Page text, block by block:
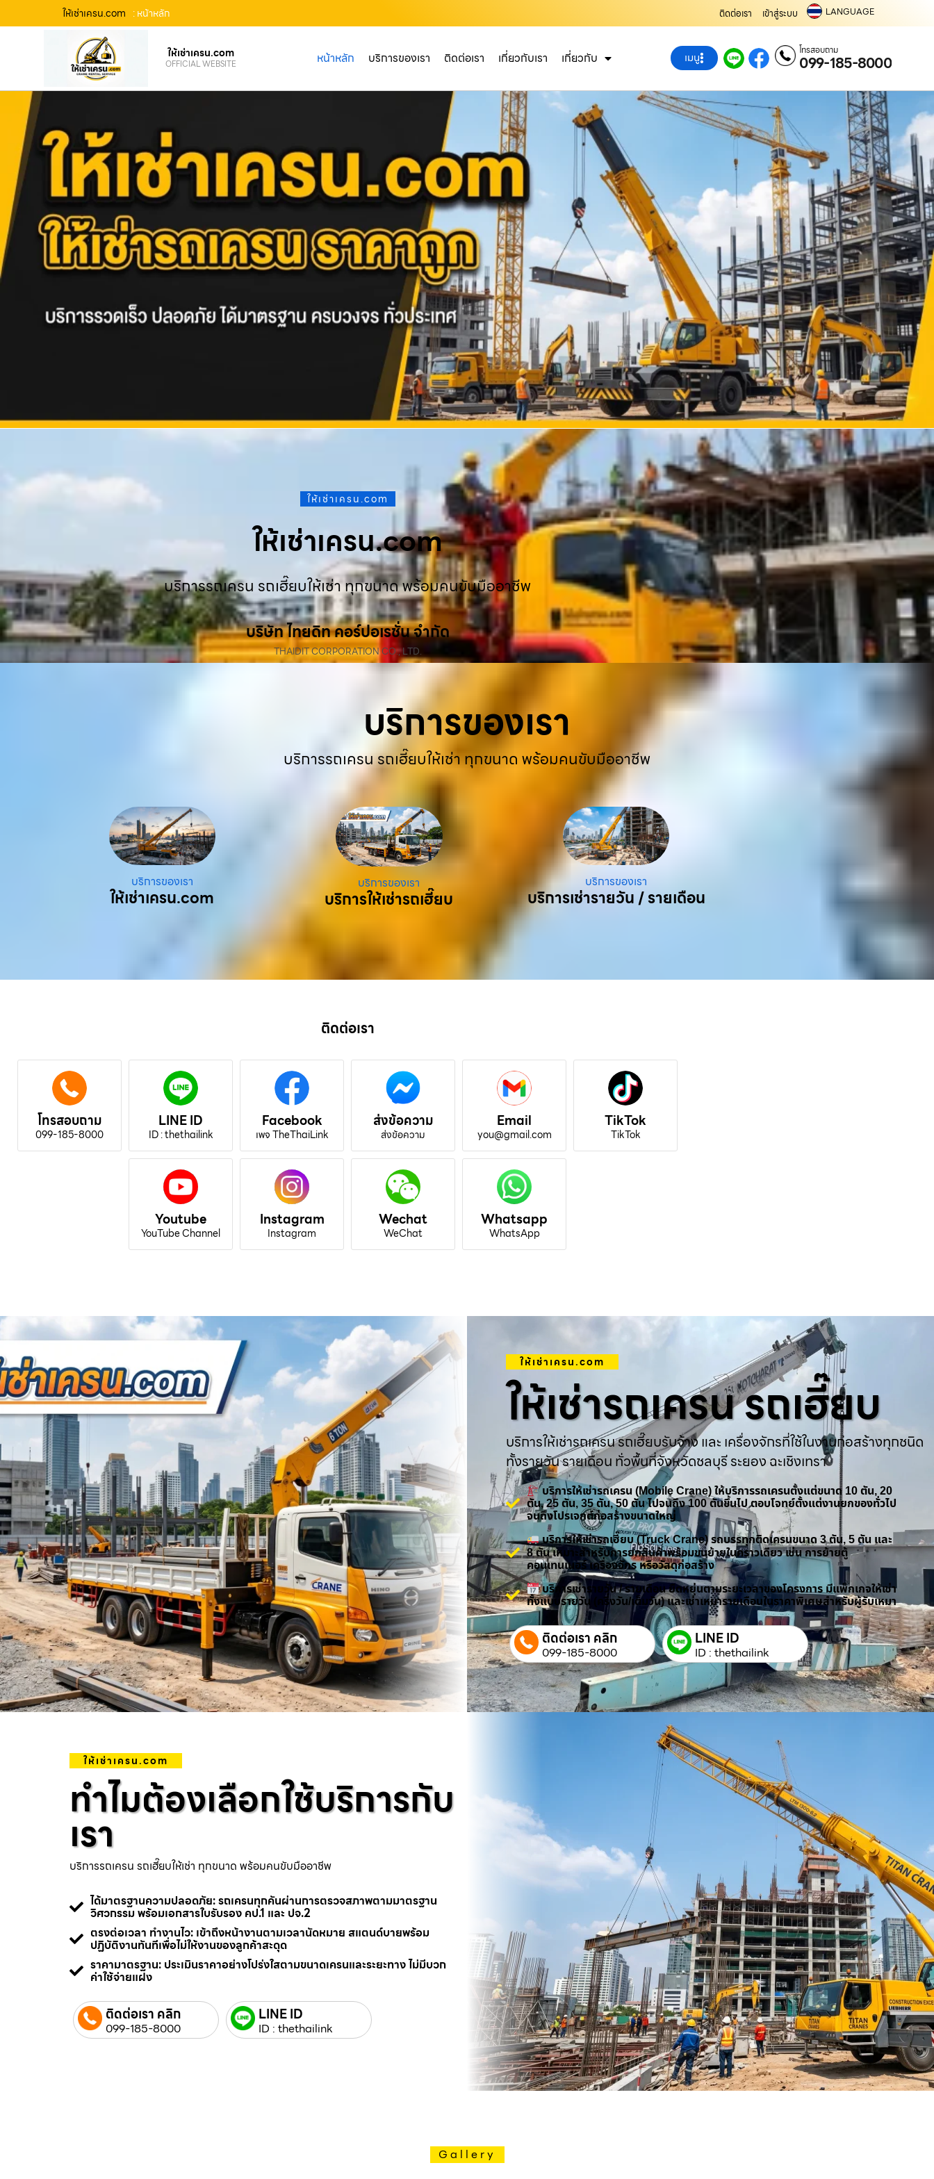
ให้เช่าเครน.com : หน้าหลัก ติดต่อเรา เข้าสู่ระบบ LANGUAGE
ให้เช่าเครน.com
OFFICIAL WEBSITE หน้าหลัก บริการของเรา ติดต่อเรา เกี่ยวกับเรา เกี่ยวกับ เมนู โทรสอบถาม
099-185-8000
ให้เช่าเครน.com
ให้เช่าเครน.com
บริการรถเครน รถเฮี๊ยบให้เช่า ทุกขนาด พร้อมคนขับมืออาชีพ
บริษัท ไทยดิท คอร์ปอเรชั่น จำกัด
THAIDIT CORPORATION CO., LTD.
บริการของเรา
บริการรถเครน รถเฮี๊ยบให้เช่า ทุกขนาด พร้อมคนขับมืออาชีพ
บริการของเรา
ให้เช่าเครน.com
บริการของเรา
บริการให้เช่ารถเฮี๊ยบ
บริการของเรา
บริการเช่ารายวัน / รายเดือน
ติดต่อเรา
โทรสอบถาม
099-185-8000
LINE ID
ID : thethailink
Facebook
เพจ TheThaiLink
ส่งข้อความ
ส่งข้อความ
Email
you@gmail.com
TikTok
TikTok
Youtube
YouTube Channel
Instagram
Instagram
Wechat
WeChat
Whatsapp
WhatsApp
ให้เช่าเครน.com
ให้เช่ารถเครน รถเฮี๊ยบ
บริการให้เช่ารถเครน รถเฮี๊ยบรับจ้าง และ เครื่องจักรที่ใช้ในงานก่อสร้างทุกชนิด
ทั้งรายวัน รายเดือน ทั่วพื้นที่จังหวัดชลบุรี ระยอง ฉะเชิงเทรา
บริการให้เช่ารถเครน (Mobile Crane) ให้บริการรถเครนตั้งแต่ขนาด 10 ตัน, 20
ตัน, 25 ตัน, 35 ตัน, 50 ตัน ไปจนถึง 100 ตันขึ้นไป ตอบโจทย์ตั้งแต่งานยกของทั่วไป
จนถึงโปรเจกต์ก่อสร้างขนาดใหญ่
บริการให้เช่ารถเฮี๊ยบ (Truck Crane) รถบรรทุกติดเครนขนาด 3 ตัน, 5 ตัน และ
8 ตัน เหมาะสำหรับการยกสินค้าพร้อมขนย้ายในคราวเดียว เช่น การย้ายตู้
คอนเทนเนอร์ เครื่องจักร หรือวัสดุก่อสร้าง
บริการเช่ารายวัน / รายเดือน ยืดหยุ่นตามระยะเวลาของโครงการ มีแพ็กเกจให้เช่า
ทั้งแบบรายวัน (ครึ่งวัน/เต็มวัน) และเช่าเหมารายเดือนในราคาพิเศษสำหรับผู้รับเหมา
ติดต่อเรา คลิก
099-185-8000
LINE ID
ID : thethailink
ให้เช่าเครน.com
ทำไมต้องเลือกใช้บริการกับ
เรา
บริการรถเครน รถเฮี๊ยบให้เช่า ทุกขนาด พร้อมคนขับมืออาชีพ
ได้มาตรฐานความปลอดภัย: รถเครนทุกคันผ่านการตรวจสภาพตามมาตรฐาน
วิศวกรรม พร้อมเอกสารใบรับรอง คป.1 และ ปจ.2
ตรงต่อเวลา ทำงานไว: เข้าถึงหน้างานตามเวลานัดหมาย สแตนด์บายพร้อม
ปฏิบัติงานทันทีเพื่อไม่ให้งานของลูกค้าสะดุด
ราคามาตรฐาน: ประเมินราคาอย่างโปร่งใสตามขนาดเครนและระยะทาง ไม่มีบวก
ค่าใช้จ่ายแฝง
ติดต่อเรา คลิก
099-185-8000
LINE ID
ID : thethailink
Gallery